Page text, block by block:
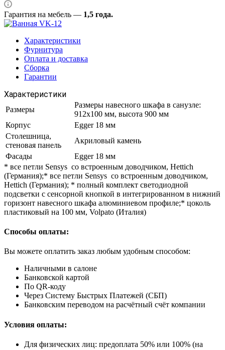
Гарантия на мебель — 1,5 года.
Характеристики
Фурнитура
Оплата и доставка
Сборка
Гарантии
Характеристики
Размеры
Размеры навесного шкафа в санузле:
912х100 мм, высота 900 мм
Корпус
Egger 18 мм
Столешница,
стеновая панель
Акриловый камень
Фасады
Egger 18 мм
* все петли Sensys со встроенным доводчиком, Hettich
(Германия);* все петли Sensys со встроенным доводчиком,
Hettich (Германия); * полный комплект светодиодной
подсветки с сенсорной кнопкой в интегрированном в нижний
горизонт навесного шкафа алюминиевом профиле;* цоколь
пластиковый на 100 мм, Volpato (Италия)
Способы оплаты:
Вы можете оплатить заказ любым удобным способом:
Наличными в салоне
Банковской картой
По QR-коду
Через Систему Быстрых Платежей (СБП)
Банковским переводом на расчётный счёт компании
Условия оплаты:
Для физических лиц: предоплата 50% или 100% (на